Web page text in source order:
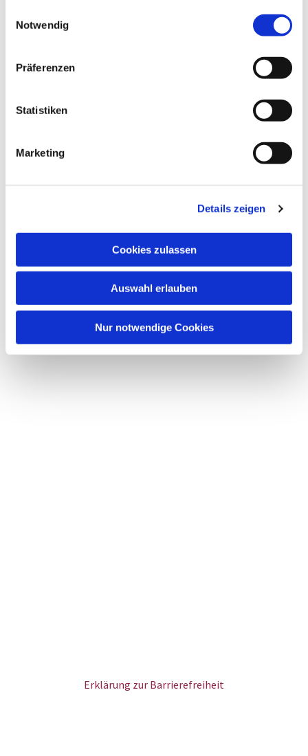
Notwendig
Präferenzen
Statistiken
Marketing
Details zeigen
Cookies zulassen
Auswahl erlauben
Nur notwendige Cookies
interessieren
Erklärung zur Barrierefreiheit